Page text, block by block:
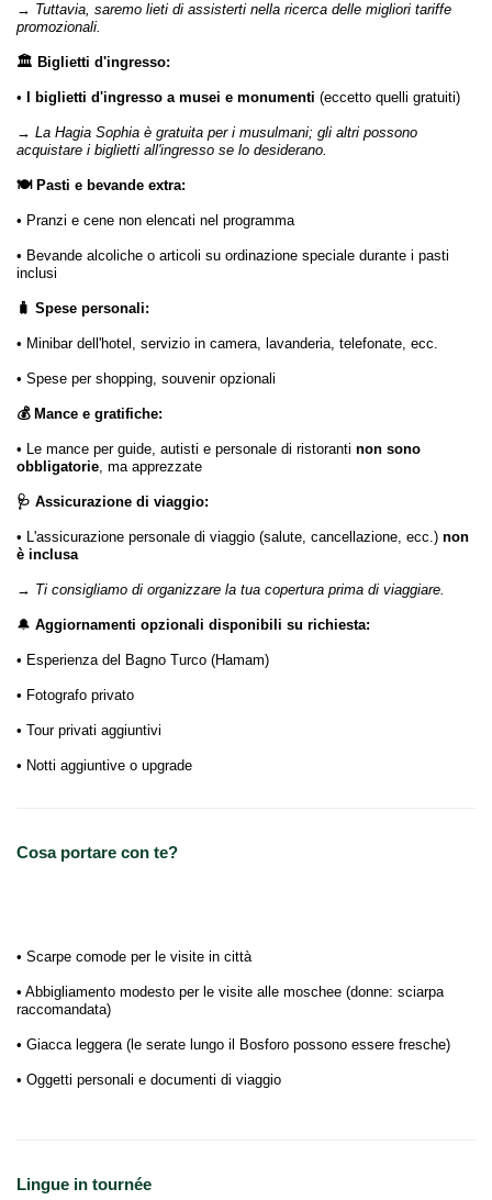
→ Tuttavia, saremo lieti di assisterti nella ricerca delle migliori tariffe
promozionali.
🏛️ Biglietti d'ingresso:
• I biglietti d'ingresso a musei e monumenti (eccetto quelli gratuiti)
→ La Hagia Sophia è gratuita per i musulmani; gli altri possono
acquistare i biglietti all'ingresso se lo desiderano.
🍽️ Pasti e bevande extra:
• Pranzi e cene non elencati nel programma
• Bevande alcoliche o articoli su ordinazione speciale durante i pasti
inclusi
🧳 Spese personali:
• Minibar dell'hotel, servizio in camera, lavanderia, telefonate, ecc.
• Spese per shopping, souvenir opzionali
💰 Mance e gratifiche:
• Le mance per guide, autisti e personale di ristoranti non sono
obbligatorie, ma apprezzate
🩺 Assicurazione di viaggio:
• L'assicurazione personale di viaggio (salute, cancellazione, ecc.) non
è inclusa
→ Ti consigliamo di organizzare la tua copertura prima di viaggiare.
🔔 Aggiornamenti opzionali disponibili su richiesta:
• Esperienza del Bagno Turco (Hamam)
• Fotografo privato
• Tour privati aggiuntivi
• Notti aggiuntive o upgrade
Cosa portare con te?
• Scarpe comode per le visite in città
• Abbigliamento modesto per le visite alle moschee (donne: sciarpa
raccomandata)
• Giacca leggera (le serate lungo il Bosforo possono essere fresche)
• Oggetti personali e documenti di viaggio
Lingue in tournée